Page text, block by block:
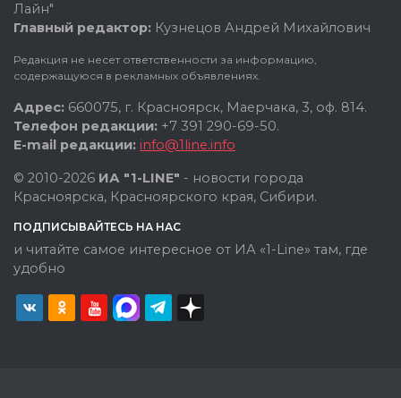
Лайн"
Главный редактор: Кузнецов Андрей Михайлович
Редакция не несет ответственности за информацию,
содержащуюся в рекламных объявлениях.
Адрес: 660075, г. Красноярск, Маерчака, 3, оф. 814.
Телефон редакции: +7 391 290-69-50.
E-mail редакции: info@1line.info
© 2010-2026 ИА "1-LINE" - новости города
Красноярска, Красноярского края, Сибири.
ПОДПИСЫВАЙТЕСЬ НА НАС
и читайте самое интересное от ИА «1-Line» там, где
удобно